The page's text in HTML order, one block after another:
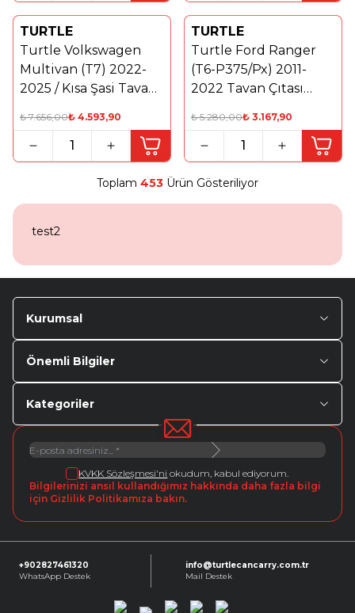
%40
TURTLE
Turtle Volkswagen
Multivan (T7) 2022-
2025 / Kısa Şasi Tavan
₺7.656,00₺ 4.593,90
Yeni
TURTLE
Turtle Ford Ranger
(T6-P375/Px) 2011-
2022 Tavan Çıtası
₺5.280,00₺ 3.167,90
Toplam 453 Ürün Gösteriliyor
test2
Kurumsal
Önemli Bilgiler
Kategoriler
KVKK Sözleşmesi'ni okudum, kabul ediyorum.
Bilgilerinizi ansıl kullandığımız hakkında daha fazla bilgi
için Gizlilik Politikamıza bakın.
+902827461320
WhatsApp Destek
info@turtlecancarry.com.tr
Mail Destek